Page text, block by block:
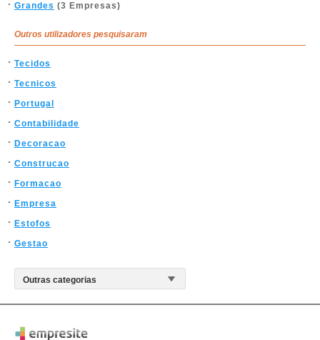
Grandes (3 Empresas)
Outros utilizadores pesquisaram
Tecidos
Tecnicos
Portugal
Contabilidade
Decoracao
Construcao
Formacao
Empresa
Estofos
Gestao